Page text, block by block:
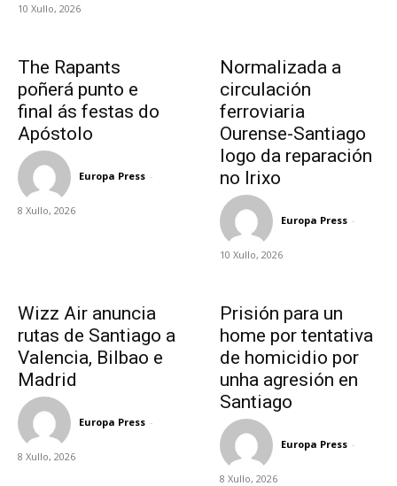
10 Xullo, 2026
The Rapants
poñerá punto e
final ás festas do
Apóstolo
Europa Press -
8 Xullo, 2026
Normalizada a
circulación
ferroviaria
Ourense-Santiago
logo da reparación
no Irixo
Europa Press -
10 Xullo, 2026
Wizz Air anuncia
rutas de Santiago a
Valencia, Bilbao e
Madrid
Europa Press -
8 Xullo, 2026
Prisión para un
home por tentativa
de homicidio por
unha agresión en
Santiago
Europa Press -
8 Xullo, 2026